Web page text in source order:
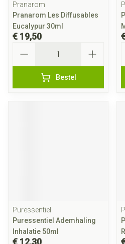
Pranarom
Pranarom Les Diffusables
Eucalypur 30ml
€ 19,50
Bestel
Puressentiel
Puressentiel Ademhaling
Inhalatie 50ml
€ 12,30